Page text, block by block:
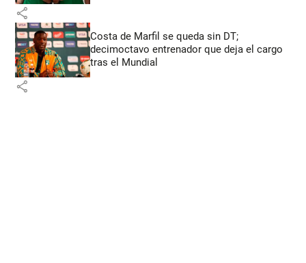
share
Costa de Marfil se queda sin DT;
decimoctavo entrenador que deja el cargo
tras el Mundial
share